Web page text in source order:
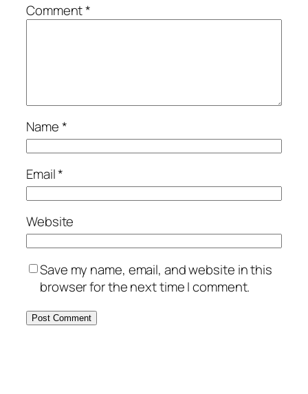
Comment*
Name*
Email*
Website
Save my name, email, and website in this
browser for the next time I comment.